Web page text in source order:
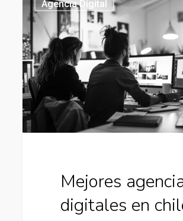
agencias
digitales
en
chile
Agencia Digital
Mejores
digitales en